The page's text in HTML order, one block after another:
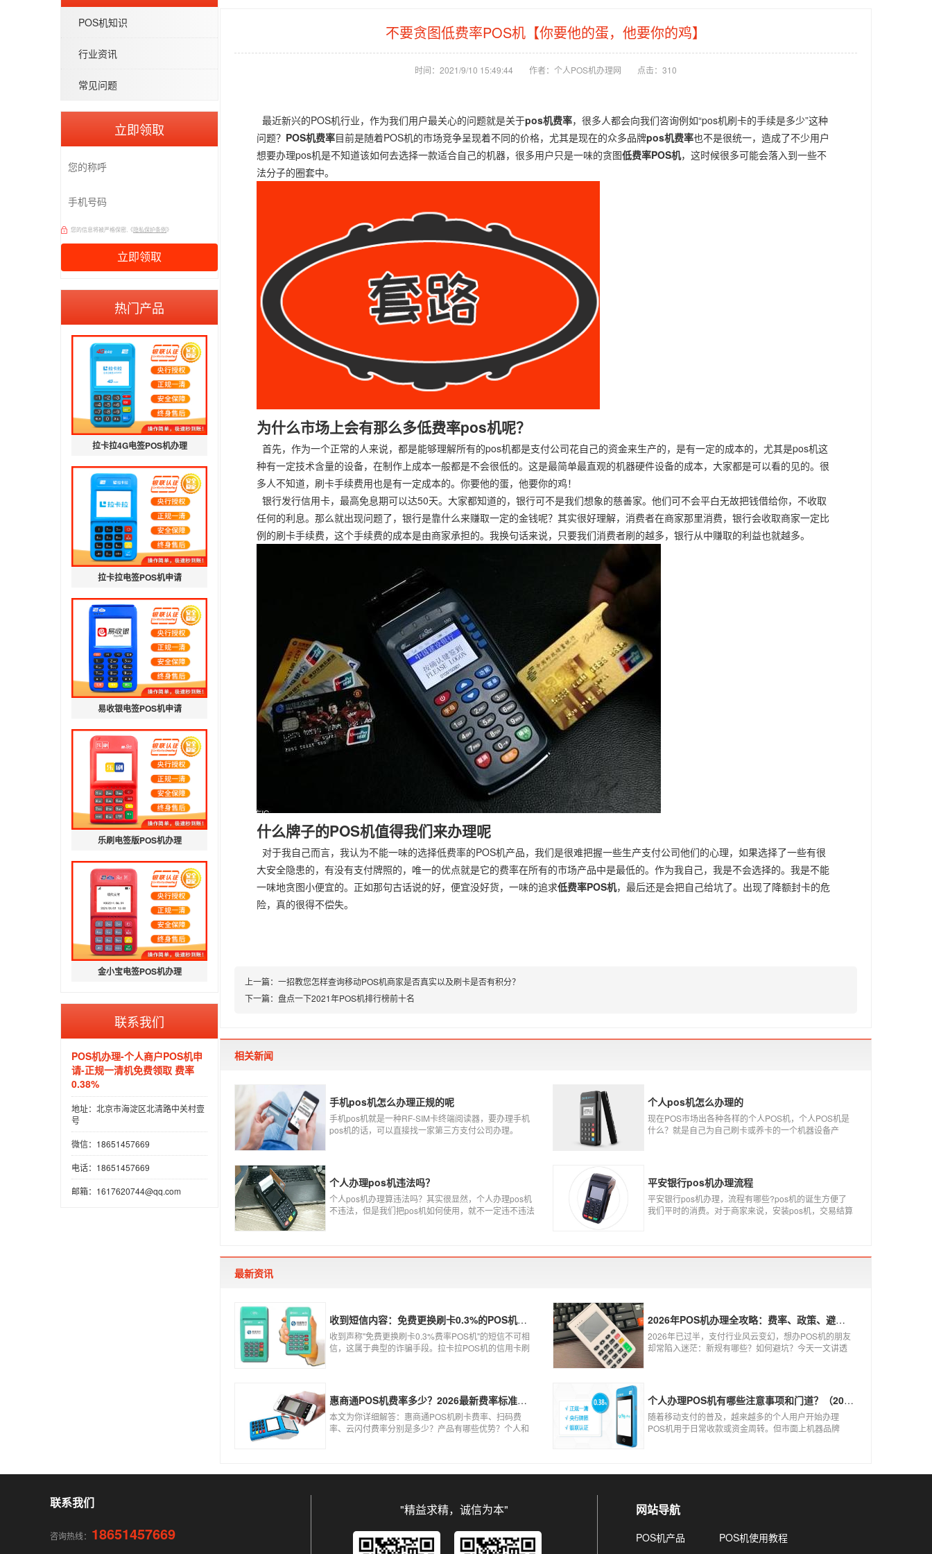
POS机知识
行业资讯
常见问题
立即领取
您的信息将被严格保密,《隐私保护条例》
热门产品
拉卡拉4G电签POS机办理
拉卡拉电签POS机申请
易收银电签POS机申请
乐刷电签版POS机办理
金小宝电签POS机办理
联系我们
POS机办理-个人商户POS机申
请-正规一清机免费领取 费率
0.38%
地址：北京市海淀区北清路中关村壹
号
微信：18651457669
电话：18651457669
邮箱：1617620744@qq.com
不要贪图低费率POS机【你要他的蛋，他要你的鸡】
时间：2021/9/10 15:49:44 作者：个人POS机办理网 点击： 310
最近新兴的POS机行业，作为我们用户最关心的问题就是关于pos机费率，很多人都会向我们咨询例如“pos机刷卡的手续是多少”这种
问题？ POS机费率目前是随着POS机的市场竞争呈现着不同的价格，尤其是现在的众多品牌pos机费率也不是很统一，造成了不少用户
想要办理pos机是不知道该如何去选择一款适合自己的机器，很多用户只是一味的贪图低费率POS机，这时候很多可能会落入到一些不
法分子的圈套中。
为什么市场上会有那么多低费率pos机呢？
首先，作为一个正常的人来说，都是能够理解所有的pos机都是支付公司花自己的资金来生产的，是有一定的成本的，尤其是pos机这
种有一定技术含量的设备，在制作上成本一般都是不会很低的。这是最简单最直观的机器硬件设备的成本，大家都是可以看的见的。很
多人不知道，刷卡手续费用也是有一定成本的。你要他的蛋，他要你的鸡！
银行发行信用卡，最高免息期可以达50天。大家都知道的，银行可不是我们想象的慈善家。他们可不会平白无故把钱借给你，不收取
任何的利息。那么就出现问题了，银行是靠什么来赚取一定的金钱呢？其实很好理解，消费者在商家那里消费，银行会收取商家一定比
例的刷卡手续费，这个手续费的成本是由商家承担的。我换句话来说，只要我们消费者刷的越多，银行从中赚取的利益也就越多。
什么牌子的POS机值得我们来办理呢
对于我自己而言，我认为不能一味的选择低费率的POS机产品，我们是很难把握一些生产支付公司他们的心理，如果选择了一些有很
大安全隐患的，有没有支付牌照的，唯一的优点就是它的费率在所有的市场产品中是最低的。作为我自己，我是不会选择的。我是不能
一味地贪图小便宜的。正如那句古话说的好，便宜没好货，一味的追求低费率POS机，最后还是会把自己给坑了。出现了降额封卡的危
险，真的很得不偿失。
上一篇： 一招教您怎样查询移动POS机商家是否真实以及刷卡是否有积分？
下一篇： 盘点一下2021年POS机排行榜前十名
相关新闻
手机pos机怎么办理正规的呢
手机pos机就是一种RF-SIM卡终端阅读器，要办理手机
pos机的话，可以直接找一家第三方支付公司办理。
个人pos机怎么办理的
现在POS市场出各种各样的个人POS机，个人POS机是
什么？就是自己为自己刷卡或养卡的一个机器设备产
个人办理pos机违法吗？
个人pos机办理算违法吗？其实很显然，个人办理pos机
不违法，但是我们把pos机如何使用，就不一定违不违法
刷自己信用卡用自己的pos机，这样只是算违规，只要我
平安银行pos机办理流程
平安银行pos机办理，流程有哪些?pos机的诞生方便了
我们平时的消费。对于商家来说，安装pos机，交易结算
最新资讯
收到短信内容：免费更换刷卡0.3%的POS机，可以相信吗？
收到声称"免费更换刷卡0.3%费率POS机"的短信不可相
信，这属于典型的诈骗手段。拉卡拉POS机的信用卡刷
2026年POS机办理全攻略：费率、政策、避坑一篇讲清
2026年已过半，支付行业风云变幻，想办POS机的朋友
却常陷入迷茫：新规有哪些？如何避坑？今天一文讲透
惠商通POS机费率多少？2026最新费率标准及办理全攻略
本文为你详细解答：惠商通POS机刷卡费率、扫码费
率、云闪付费率分别是多少？产品有哪些优势？个人和
个人办理POS机有哪些注意事项和门道？（2026最新避坑指南）
随着移动支付的普及，越来越多的个人用户开始办理
POS机用于日常收款或资金周转。但市面上机器品牌
联系我们
咨询热线： 18651457669
"精益求精，诚信为本" 网站导航
POS机产品 POS机使用教程